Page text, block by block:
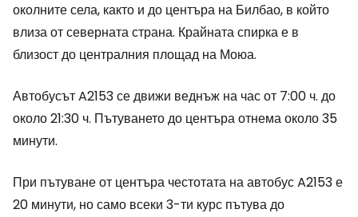
околните села, както и до центъра на Билбао, в който
влиза от северната страна. Крайната спирка е в
близост до централния площад на Моюа.
Автобусът A2153 се движи веднъж на час от 7:00 ч. до
около 21:30 ч. Пътуването до центъра отнема около 35
минути.
При пътуване от центъра честотата на автобус A2153 е
20 минути, но само всеки 3-ти курс пътува до